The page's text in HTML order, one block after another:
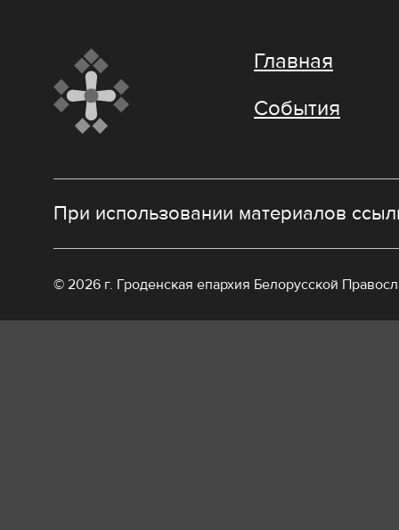
Главная
События
При использовании материалов
© 2026 г. Гроденская епархия Белорусской